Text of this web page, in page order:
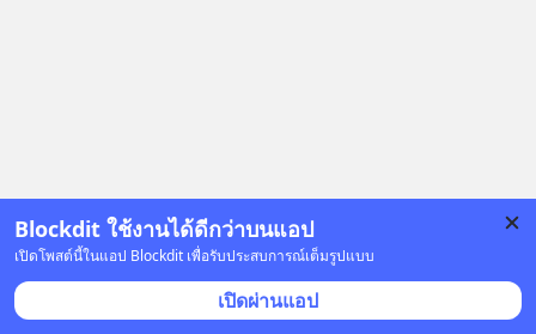
Blockdit ใช้งานได้ดีกว่าบนแอป
เปิดโพสต์นี้ในแอป Blockdit เพื่อรับประสบการณ์เต็มรูปแบบ
เปิดผ่านแอป